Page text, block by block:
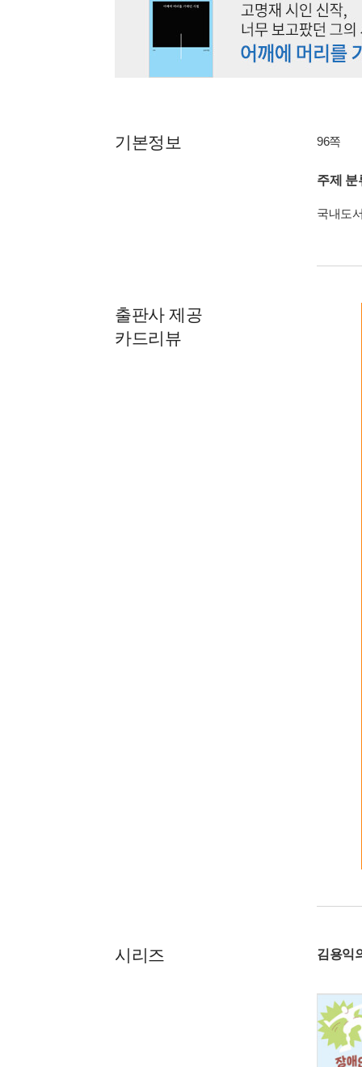
기본정보 96쪽
주제 분
국내도
출판사 제공
카드리뷰
시리즈 김용익